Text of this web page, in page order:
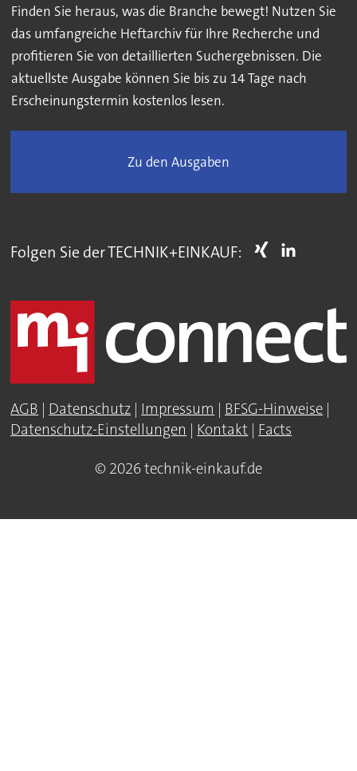
Finden Sie heraus, was die Branche bewegt! Nutzen Sie
das umfangreiche Heftarchiv für Ihre Recherche und
profitieren Sie von detaillierten Suchergebnissen. Die
aktuellste Ausgabe können Sie bis zu 14 Tage nach
Erscheinungstermin kostenlos lesen.
Zu den Ausgaben
Folgen Sie der TECHNIK+EINKAUF:
AGB | Datenschutz | Impressum | BFSG-Hinweise |
Datenschutz-Einstellungen | Kontakt | Facts
© 2026 technik-einkauf.de